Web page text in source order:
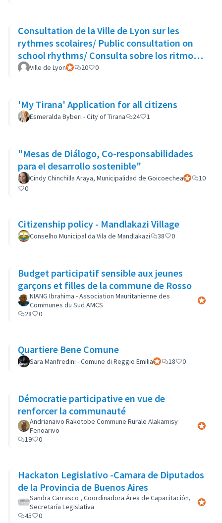
Consultation de la Ville de Lyon sur les
rythmes scolaires/ Public consultation on
school rhythms/ Consulta sobre los ritmos
escolares
Ville de LyonParticipant officiel
20 0
'My Tirana' Application for all citizens
Esmeralda Byberi - City of Tirana 24 1
"Mesas de Diálogo, Co-responsabilidades
para el desarrollo sostenible"
Cindy Chinchilla Araya, Municipalidad de GoicoecheaParticipant
10
0
Citizenship policy - Mandlakazi Village
Conselho Municipal da Vila de Mandlakazi 38 0
Budget participatif sensible aux jeunes
garçons et filles de la commune de Rosso
NIANG Ibrahima - Association Mauritanienne des
Communes du Sud AMCS
28
0
Quartiere Bene Comune
Sara Manfredini - Comune di Reggio EmiliaParticipant officiel
18 0
Démocratie participative en vue de
renforcer la communauté
Andrianaivo Rakotobe Commune Rurale Alakamisy
Fenoarivo
19
0
Hackaton Legislativo -Camara de Diputados
de la Provincia de Buenos Aires
Sandra Carrasco , Coordinadora Área de Capacitación,
Secretaría Legislativa
45
0